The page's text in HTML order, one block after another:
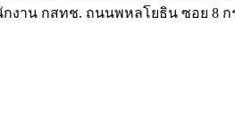
าน กสทช. ถนนพหลโยธิน ซอย 8 ก